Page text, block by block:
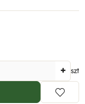
szt